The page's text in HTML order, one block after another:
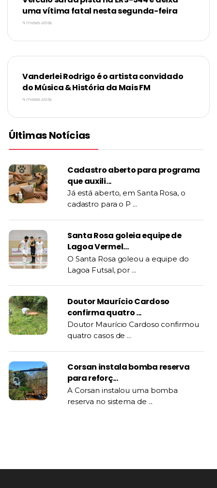
uma vítima fatal nesta segunda-feira
4 meses atrás
Vanderlei Rodrigo é o artista convidado
do Música & História da Mais FM
4 meses atrás
Últimas Notícias
Cadastro aberto para programa
que auxili...
Já está aberto, em Santa Rosa, o
cadastro para o P ...
Santa Rosa goleia equipe de
Lagoa Vermel...
O Santa Rosa goleou a equipe do
Lagoa Futsal, por ...
Doutor Maurício Cardoso
confirma quatro ...
Doutor Maurício Cardoso confirmou
quatro casos de ...
Corsan instala bomba reserva
para reforç...
A Corsan instalou uma bomba
reserva no sistema de ...